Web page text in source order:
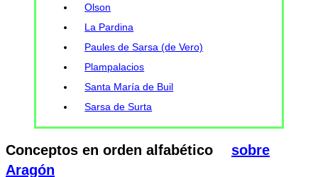
Olson
La Pardina
Paules de Sarsa (de Vero)
Plampalacios
Santa María de Buil
Sarsa de Surta
Conceptos en orden alfabético
sobre
Aragón